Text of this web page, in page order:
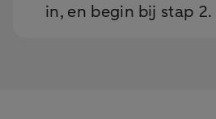
in, en begin bij stap 2.